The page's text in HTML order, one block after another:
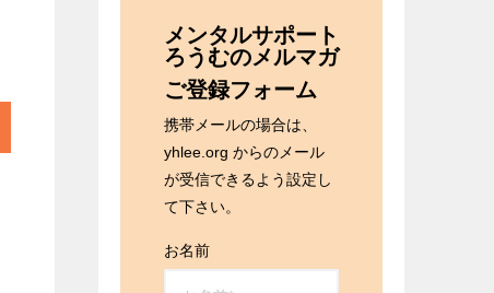
メンタルサポート
ろうむのメルマガ
ご登録フォーム
携帯メールの場合は、
yhlee.org からのメール
が受信できるよう設定し
て下さい。
お名前